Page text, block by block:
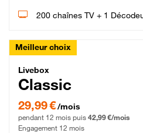
200 chaînes TV + 1
Meilleur choix
Livebox Classic
Livebox
Classic
29,99 € par mois pendant 12 mois
29,99 €/mois
pendant 12 mois puis 42,99 €/mois
Engagement 12 mois